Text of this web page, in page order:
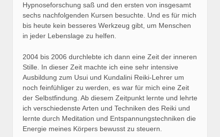
Hypnoseforschung saß und den ersten von insgesamt
sechs nachfolgenden Kursen besuchte. Und es für mich
bis heute kein besseres Werkzeug gibt, um Menschen
in jeder Lebenslage zu helfen.
2004 bis 2006 durchlebte ich dann eine Zeit der inneren
Stille. In dieser Zeit machte ich eine sehr intensive
Ausbildung zum Usui und Kundalini Reiki-Lehrer um
noch feinfühliger zu werden, es war für mich eine Zeit
der Selbstfindung. Ab diesem Zeitpunkt lernte und lehrte
ich verschiedenste Arten und Techniken des Reiki und
lernte durch Meditation und Entspannungstechniken die
Energie meines Körpers bewusst zu steuern.